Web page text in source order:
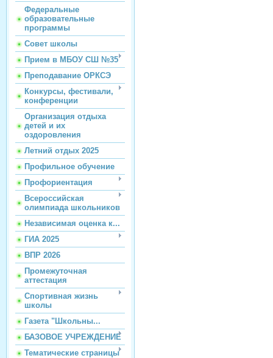
Федеральные
образовательные
программы
Совет школы
Прием в МБОУ СШ №35
Преподавание ОРКСЭ
Конкурсы, фестивали,
конференции
Организация отдыха
детей и их
оздоровления
Летний отдых 2025
Профильное обучение
Профориентация
Всероссийская
олимпиада школьников
Независимая оценка к...
ГИА 2025
ВПР 2026
Промежуточная
аттестация
Спортивная жизнь
школы
Газета "Школьны...
БАЗОВОЕ УЧРЕЖДЕНИЕ
Тематические страницы